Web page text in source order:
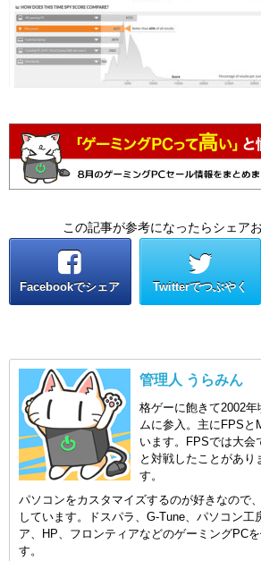
この記事が参考になったらシェア
Facebookでシェア Twitterでつぶやく
管理人 うらみん
格ゲーに飽きて2002
ムに参入。主にFPSと
います。FPSでは大会
と対戦したことがあ
す。
パソコンをカスタマイズするのが好きなので
しています。ドスパラ、G-Tune、パソコン工
ア、HP、フロンティアなどのゲーミングPC
す。